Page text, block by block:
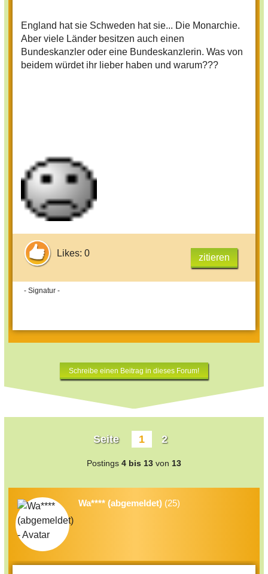
England hat sie Schweden hat sie... Die Monarchie.
Aber viele Länder besitzen auch einen
Bundeskanzler oder eine Bundeskanzlerin. Was von
beidem würdet ihr lieber haben und warum???
Likes: 0 zitieren
- Signatur -
Schreibe einen Beitrag in dieses Forum!
Seite 1 2
Postings 4 bis 13 von 13
Wa**** (abgemeldet) (25)